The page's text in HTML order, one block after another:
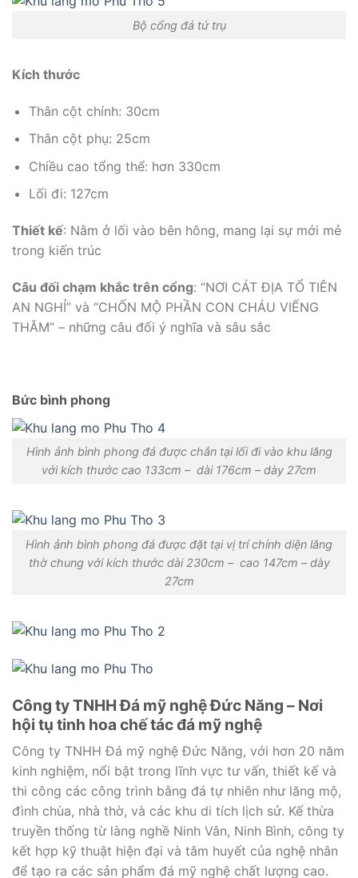
Bộ cổng đá tứ trụ
Kích thước
Thân cột chính: 30cm
Thân cột phụ: 25cm
Chiều cao tổng thể: hơn 330cm
Lối đi: 127cm
Thiết kế: Nằm ở lối vào bên hông, mang lại sự mới mẻ
trong kiến trúc
Câu đối chạm khắc trên cổng: “NƠI CÁT ĐỊA TỔ TIÊN
AN NGHỈ” và “CHỐN MỘ PHẦN CON CHÁU VIẾNG
THĂM” – những câu đối ý nghĩa và sâu sắc
Bức bình phong
Hình ảnh bình phong đá được chắn tại lối đi vào khu lăng
với kích thước cao 133cm – dài 176cm – dày 27cm
Hình ảnh bình phong đá được đặt tại vị trí chính diện lăng
thờ chung với kích thước dài 230cm – cao 147cm – dày
27cm
Công ty TNHH Đá mỹ nghệ Đức Năng – Nơi
hội tụ tinh hoa chế tác đá mỹ nghệ
Công ty TNHH Đá mỹ nghệ Đức Năng, với hơn 20 năm
kinh nghiệm, nổi bật trong lĩnh vực tư vấn, thiết kế và
thi công các công trình bằng đá tự nhiên như lăng mộ,
đình chùa, nhà thờ, và các khu di tích lịch sử. Kế thừa
truyền thống từ làng nghề Ninh Vân, Ninh Bình, công ty
kết hợp kỹ thuật hiện đại và tâm huyết của nghệ nhân
để tạo ra các sản phẩm đá mỹ nghệ chất lượng cao.